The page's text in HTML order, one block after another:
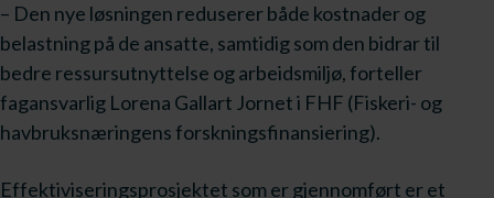
– Den nye løsningen reduserer både kostnader og
belastning på de ansatte, samtidig som den bidrar til
bedre ressursutnyttelse og arbeidsmiljø, forteller
fagansvarlig Lorena Gallart Jornet i FHF (Fiskeri- og
havbruksnæringens forskningsfinansiering).
Effektiviseringsprosjektet som er gjennomført er et